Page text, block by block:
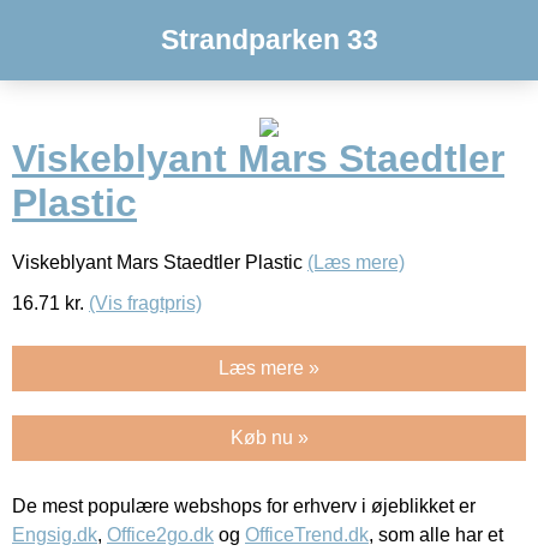
Strandparken 33
Viskeblyant Mars Staedtler
Plastic
Viskeblyant Mars Staedtler Plastic (Læs mere)
16.71 kr. (Vis fragtpris)
Læs mere »
Køb nu »
De mest populære webshops for erhverv i øjeblikket er
Engsig.dk, Office2go.dk og OfficeTrend.dk, som alle har et